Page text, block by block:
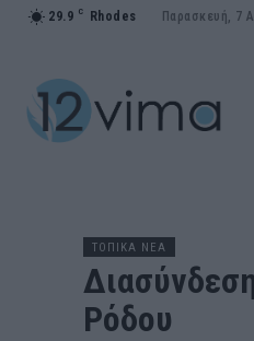
29.9 C Rhodes Παρασκευή, 7
ΤΟΠΙΚΑ ΝΕΑ
Ρόδου